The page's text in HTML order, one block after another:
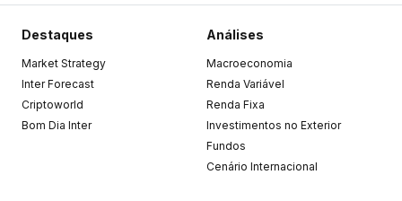
Destaques
Market Strategy
Inter Forecast
Criptoworld
Bom Dia Inter
Análises
Macroeconomia
Renda Variável
Renda Fixa
Investimentos no Exterior
Fundos
Cenário Internacional